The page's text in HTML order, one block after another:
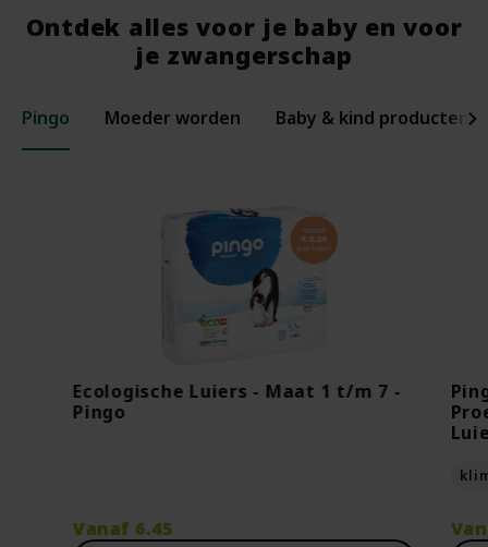
Ontdek alles voor je baby en voor
je zwangerschap
Pingo Moeder worden Baby & kind producten
Ecologische Luiers - Maat 1 t/m 7 -
Pingo
Vanaf 6.45